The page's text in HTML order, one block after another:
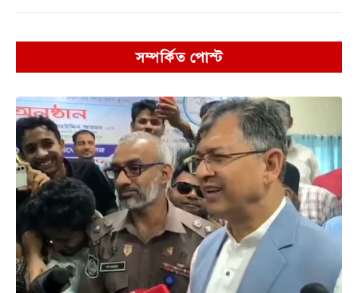
সম্পর্কিত পোস্ট